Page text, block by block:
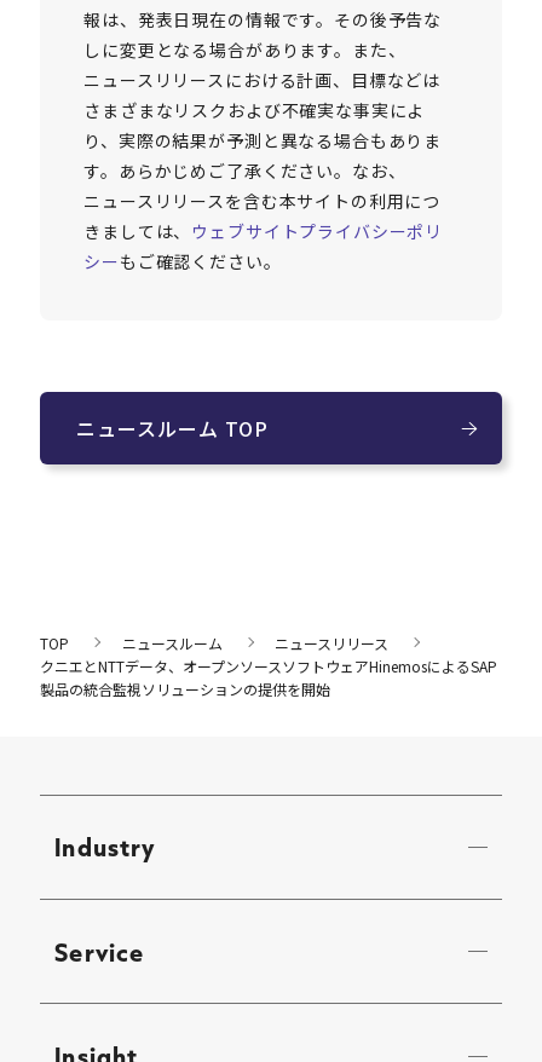
報は、発表日現在の情報です。その後予告な
しに変更となる場合があります。また、
ニュースリリースにおける計画、目標などは
さまざまなリスクおよび不確実な事実によ
り、実際の結果が予測と異なる場合もありま
す。あらかじめご了承ください。なお、
ニュースリリースを含む本サイトの利用につ
きましては、 ウェブサイトプライバシーポリ
シーもご確認ください。
ニュースルーム TOP
TOP ニュースルーム
ニュースリリース
クニエとNTTデータ、オープンソースソフトウェアHinemosによるSAP
製品の統合監視ソリューションの提供を開始
Industry
Service